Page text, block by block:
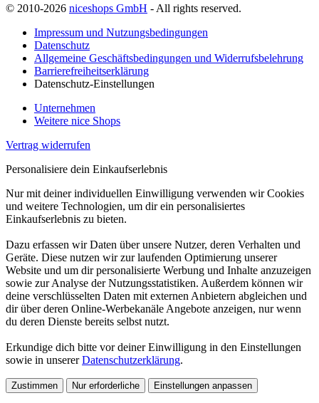
© 2010-2026 niceshops GmbH - All rights reserved.
Impressum und Nutzungsbedingungen
Datenschutz
Allgemeine Geschäftsbedingungen und Widerrufsbelehrung
Barrierefreiheitserklärung
Datenschutz-Einstellungen
Unternehmen
Weitere nice Shops
Vertrag widerrufen
Personalisiere dein Einkaufserlebnis
Nur mit deiner individuellen Einwilligung verwenden wir Cookies
und weitere Technologien, um dir ein personalisiertes
Einkaufserlebnis zu bieten.
Dazu erfassen wir Daten über unsere Nutzer, deren Verhalten und
Geräte. Diese nutzen wir zur laufenden Optimierung unserer
Website und um dir personalisierte Werbung und Inhalte anzuzeigen
sowie zur Analyse der Nutzungsstatistiken. Außerdem können wir
deine verschlüsselten Daten mit externen Anbietern abgleichen und
dir über deren Online-Werbekanäle Angebote anzeigen, nur wenn
du deren Dienste bereits selbst nutzt.
Erkundige dich bitte vor deiner Einwilligung in den Einstellungen
sowie in unsererDatenschutzerklärung.
Zustimmen Nur erforderliche Einstellungen anpassen